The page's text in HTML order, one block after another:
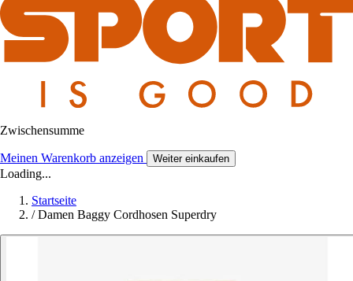
Zwischensumme
Meinen Warenkorb anzeigen Weiter einkaufen
Loading...
Startseite
/ Damen Baggy Cordhosen Superdry